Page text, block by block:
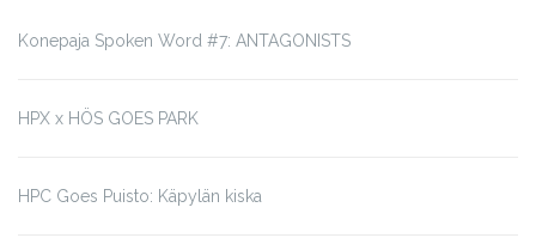
Konepaja Spoken Word #7: ANTAGONISTS
HPX x HÖS GOES PARK
HPC Goes Puisto: Käpylän kiska